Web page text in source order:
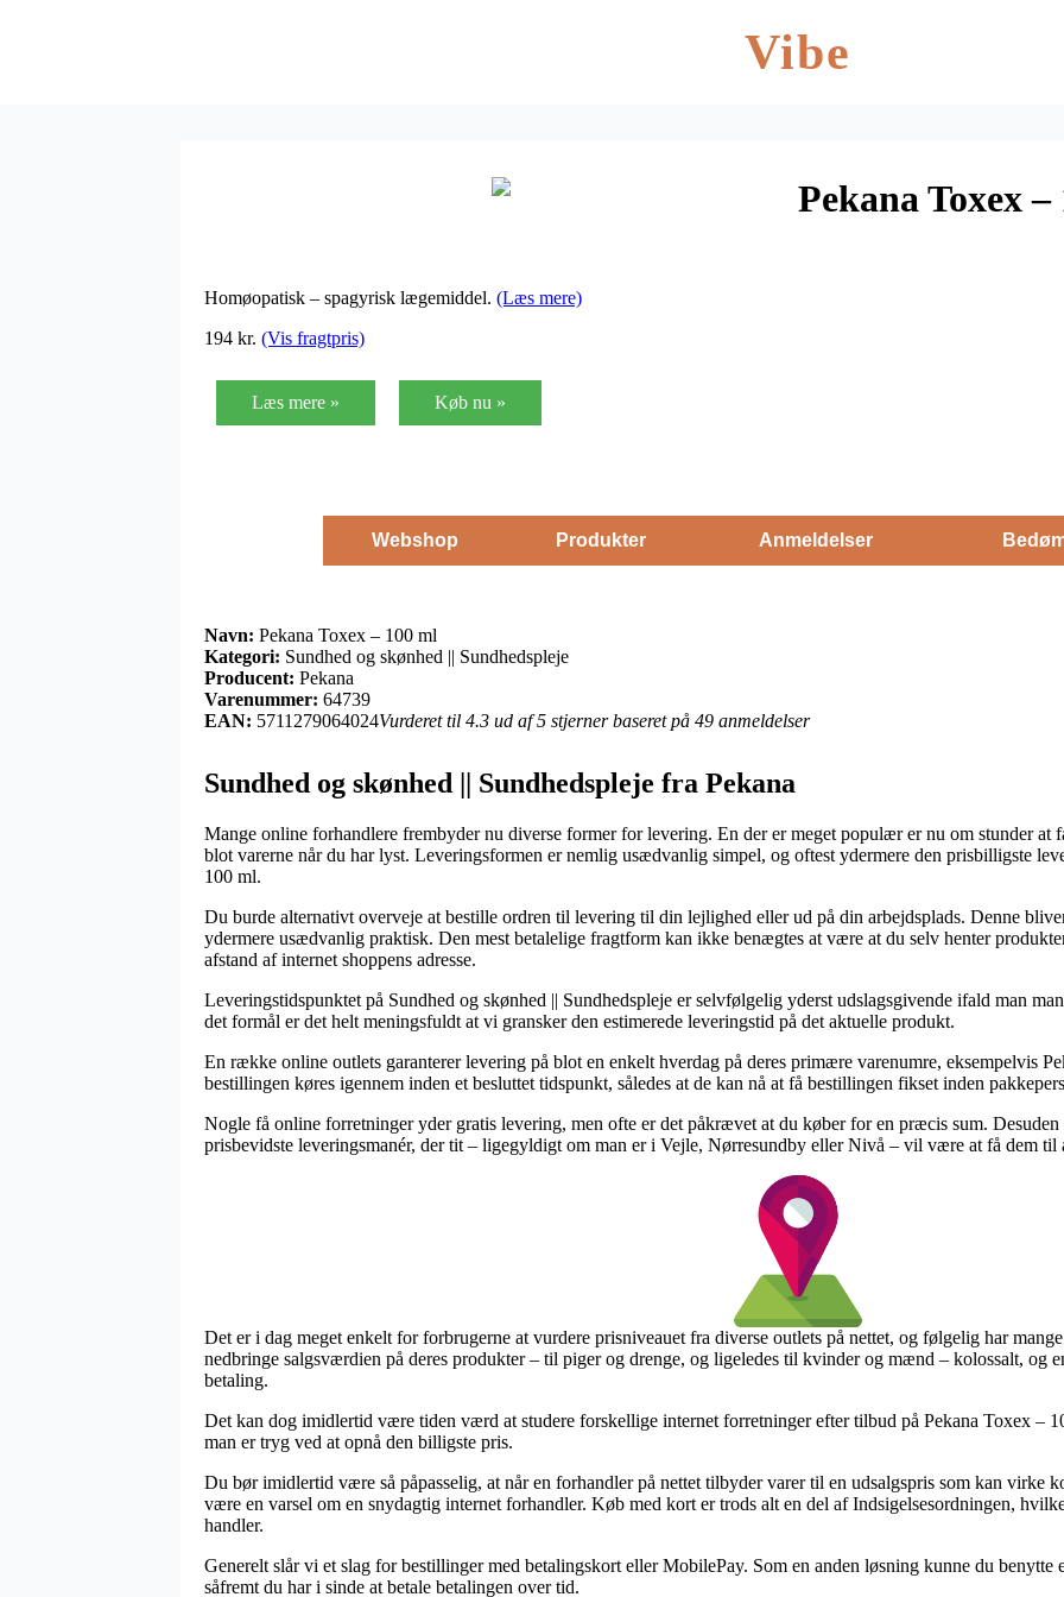
Vibe
Pekana Toxex –
Homøopatisk – spagyrisk lægemiddel. (Læs mere)
194 kr. (Vis fragtpris)
Læs mere » Køb nu »
Webshop Produkter Anmeldelser
Navn: Pekana Toxex – 100 ml
Kategori: Sundhed og skønhed || Sundhedspleje
Producent: Pekana
Varenummer: 64739
EAN: 5711279064024Vurderet til 4.3 ud af 5 stjerner baseret på 49 anmeldelser
Sundhed og skønhed || Sundhedspleje fra Pekana
Mange online forhandlere frembyder nu diverse former for levering. En der er meget populær er nu om stunder at
blot varerne når du har lyst. Leveringsformen er nemlig usædvanlig simpel, og oftest ydermere den prisbilligste
100 ml.
Du burde alternativt overveje at bestille ordren til levering til din lejlighed eller ud på din arbejdsplads. Denne
ydermere usædvanlig praktisk. Den mest betalelige fragtform kan ikke benægtes at være at du selv henter
afstand af internet shoppens adresse.
Leveringstidspunktet på Sundhed og skønhed || Sundhedspleje er selvfølgelig yderst udslagsgivende ifald man
det formål er det helt meningsfuldt at vi gransker den estimerede leveringstid på det aktuelle produkt.
En række online outlets garanterer levering på blot en enkelt hverdag på deres primære varenumre, eksempelvis
bestillingen køres igennem inden et besluttet tidspunkt, således at de kan nå at få bestillingen fikset inden
Nogle få online forretninger yder gratis levering, men ofte er det påkrævet at du køber for en præcis sum. Desuden
prisbevidste leveringsmanér, der tit – ligegyldigt om man er i Vejle, Nørresundby eller Nivå – vil være at få dem til
Det er i dag meget enkelt for forbrugerne at vurdere prisniveauet fra diverse outlets på nettet, og følgelig har
nedbringe salgsværdien på deres produkter – til piger og drenge, og ligeledes til kvinder og mænd – kolossalt, og
betaling.
Det kan dog imidlertid være tiden værd at studere forskellige internet forretninger efter tilbud på Pekana Toxex –
man er tryg ved at opnå den billigste pris.
Du bør imidlertid være så påpasselig, at når en forhandler på nettet tilbyder varer til en udsalgspris som kan virke
være en varsel om en snydagtig internet forhandler. Køb med kort er trods alt en del af Indsigelsesordningen,
handler.
Generelt slår vi et slag for bestillinger med betalingskort eller MobilePay. Som en anden løsning kunne du
såfremt du har i sinde at betale betalingen over tid.